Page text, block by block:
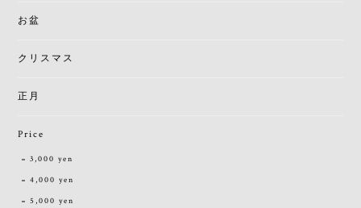
お盆
クリスマス
正月
Price
3,000 yen
4,000 yen
5,000 yen